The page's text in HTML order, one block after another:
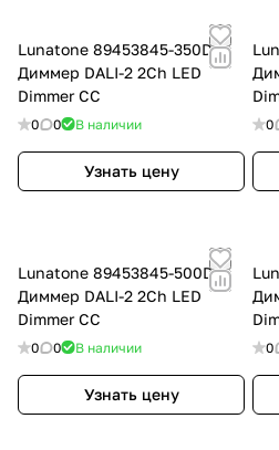
Lunatone 89453845-350DE
Диммер DALI-2 2Ch LED
Dimmer CC
0 0 В наличии
Узнать цену
0
Lunatone 89453845-500DE
Диммер DALI-2 2Ch LED
Dimmer CC
0 0 В наличии
Узнать цену
0